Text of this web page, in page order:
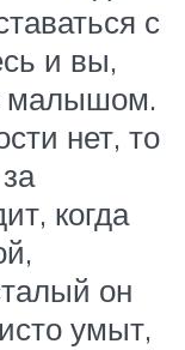
с
и вы,
малышом.
нет, то
когда
он
умыт,